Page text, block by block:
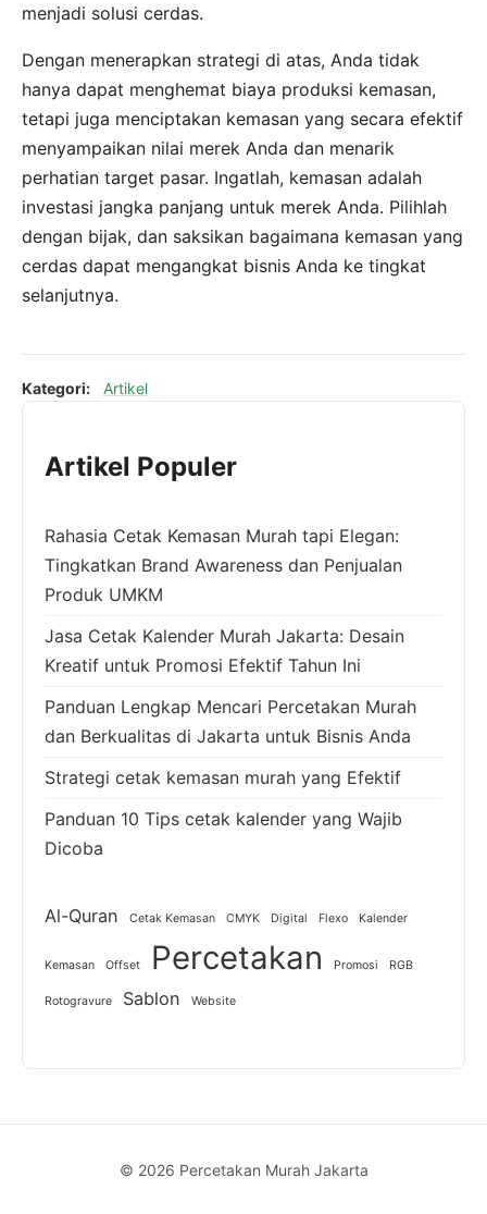
menjadi solusi cerdas.
Dengan menerapkan strategi di atas, Anda tidak
hanya dapat menghemat biaya produksi kemasan,
tetapi juga menciptakan kemasan yang secara efektif
menyampaikan nilai merek Anda dan menarik
perhatian target pasar. Ingatlah, kemasan adalah
investasi jangka panjang untuk merek Anda. Pilihlah
dengan bijak, dan saksikan bagaimana kemasan yang
cerdas dapat mengangkat bisnis Anda ke tingkat
selanjutnya.
Kategori: Artikel
Artikel Populer
Rahasia Cetak Kemasan Murah tapi Elegan:
Tingkatkan Brand Awareness dan Penjualan
Produk UMKM
Jasa Cetak Kalender Murah Jakarta: Desain
Kreatif untuk Promosi Efektif Tahun Ini
Panduan Lengkap Mencari Percetakan Murah
dan Berkualitas di Jakarta untuk Bisnis Anda
Strategi cetak kemasan murah yang Efektif
Panduan 10 Tips cetak kalender yang Wajib
Dicoba
Al-Quran Cetak Kemasan CMYK Digital Flexo Kalender
Kemasan Offset Percetakan Promosi RGB
Rotogravure Sablon Website
© 2026 Percetakan Murah Jakarta